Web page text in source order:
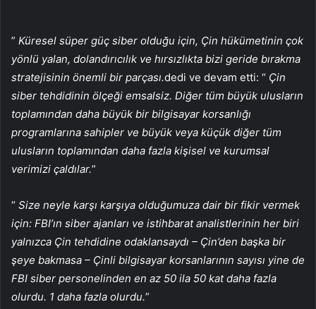
” Küresel süper güç siber olduğu için, Çin hükümetinin çok
yönlü yalan, dolandırıcılık ve hırsızlıkta bizi geride bırakma
stratejisinin önemli bir parçası.dedi ve devam etti: “ Çin
siber tehdidinin ölçeği emsalsiz. Diğer tüm büyük ulusların
toplamından daha büyük bir bilgisayar korsanlığı
programlarına sahipler ve büyük veya küçük diğer tüm
ulusların toplamından daha fazla kişisel ve kurumsal
verimizi çaldılar.”
“ Size neyle karşı karşıya olduğumuza dair bir fikir vermek
için: FBI’ın siber ajanları ve istihbarat analistlerinin her biri
yalnızca Çin tehdidine odaklansaydı – Çin’den başka bir
şeye bakmasa – Çinli bilgisayar korsanlarının sayısı yine de
FBI siber personelinden en az 50 ila 50 kat daha fazla
olurdu. 1 daha fazla olurdu.”